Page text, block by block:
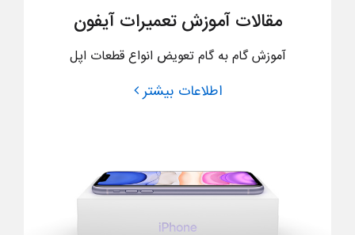
مقالات آموزش تعمیرات آیفون
آموزش گام به گام تعویض انواع قطعات اپل
اطلاعات بیشتر